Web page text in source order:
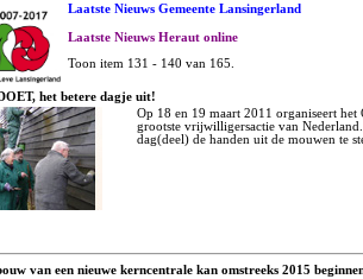
Laatste Nieuws Gemeente Lansingerland
Laatste Nieuws Heraut online
Toon item 131 - 140 van 165.
het betere dagje uit!
Op 18 en 19 maart 2011 organiseert
grootste vrijwilligersactie van
dag(deel) de handen uit de mouwen te
van een nieuwe kerncentrale kan omstreeks 2015